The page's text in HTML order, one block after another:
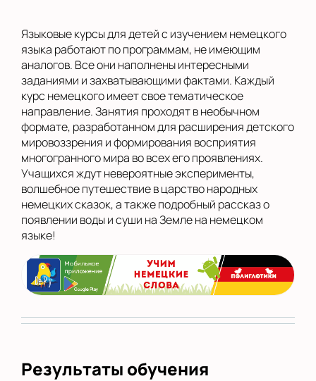
Языковые курсы для детей с изучением немецкого
языка работают по программам, не имеющим
аналогов. Все они наполнены интересными
заданиями и захватывающими фактами. Каждый
курс немецкого имеет свое тематическое
направление. Занятия проходят в необычном
формате, разработанном для расширения детского
мировоззрения и формирования восприятия
многогранного мира во всех его проявлениях.
Учащихся ждут невероятные эксперименты,
волшебное путешествие в царство народных
немецких сказок, а также подробный рассказ о
появлении воды и суши на Земле на немецком
языке!
Результаты обучения